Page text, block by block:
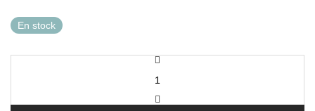
En stock